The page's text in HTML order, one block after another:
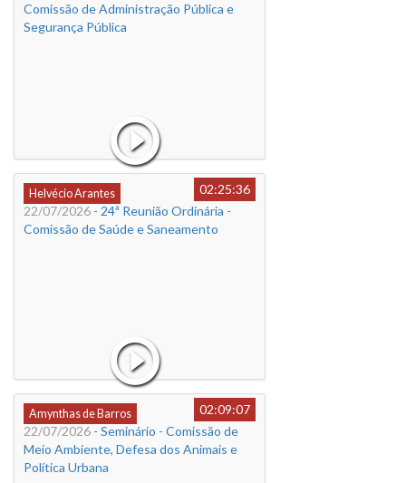
Comissão de Administração Pública e
Segurança Pública
Helvécio Arantes
02:25:36
22/07/2026 - 24ª Reunião Ordinária -
Comissão de Saúde e Saneamento
Amynthas de Barros
02:09:07
22/07/2026 - Seminário - Comissão de
Meio Ambiente, Defesa dos Animais e
Política Urbana